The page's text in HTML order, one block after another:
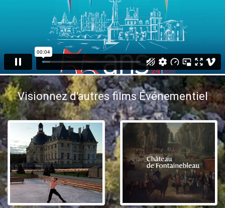
Visionnez d'autres films Événementiel